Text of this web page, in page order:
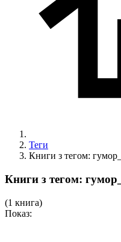
Теги
Книги з тегом:
Книги з тегом:
(1 книгa)
Показ: